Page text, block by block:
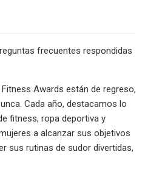
frecuentes respondidas
Awards están de regreso,
Cada año, destacamos lo
fitness, ropa deportiva y
a alcanzar sus objetivos
sus rutinas de sudor divertidas,